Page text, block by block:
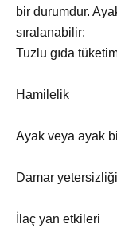
bir durumdur.
sıralanabilir:
Tuzlu gıda
Hamilelik
Ayak veya ayak
Damar yetersizliği
İlaç yan etkileri